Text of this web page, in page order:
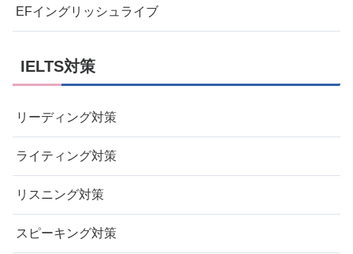
EFイングリッシュライブ
IELTS対策
リーディング対策
ライティング対策
リスニング対策
スピーキング対策